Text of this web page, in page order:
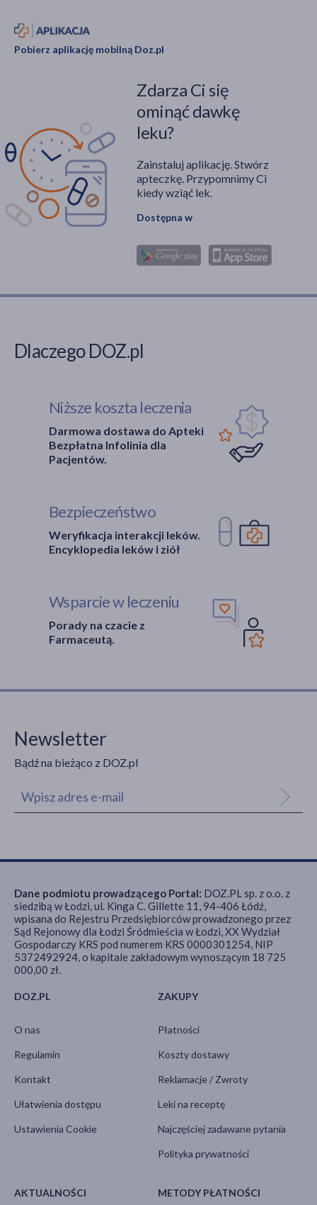
Pobierz aplikację mobilną Doz.pl
Zdarza Ci się
ominąć dawkę
leku?
Zainstaluj aplikację. Stwórz
apteczkę. Przypomnimy Ci
kiedy wziąć lek.
Dostępna w
Dlaczego DOZ.pl
Niższe koszta leczenia
Darmowa dostawa do Apteki
Bezpłatna Infolinia dla
Pacjentów.
Bezpieczeństwo
Weryfikacja interakcji leków.
Encyklopedia leków i ziół
Wsparcie w leczeniu
Porady na czacie z
Farmaceutą.
Newsletter
Bądź na bieżąco z DOZ.pl
DOZ.PL
O nas
Regulamin
Kontakt
Ułatwienia dostępu
Ustawienia Cookie
ZAKUPY
Płatności
Koszty dostawy
Reklamacje / Zwroty
Leki na receptę
Najczęściej zadawane pytania
Polityka prywatności
AKTUALNOŚCI METODY PŁATNOŚCI
Dane podmiotu prowadzącego Portal: DOZ.PL sp. z o.o. z
siedzibą w Łodzi, ul. Kinga C. Gillette 11, 94-406 Łódź,
wpisana do Rejestru Przedsiębiorców prowadzonego przez
Sąd Rejonowy dla Łodzi Śródmieścia w Łodzi, XX Wydział
Gospodarczy KRS pod numerem KRS 0000301254, NIP
5372492924, o kapitale zakładowym wynoszącym 18 725
000,00 zł.